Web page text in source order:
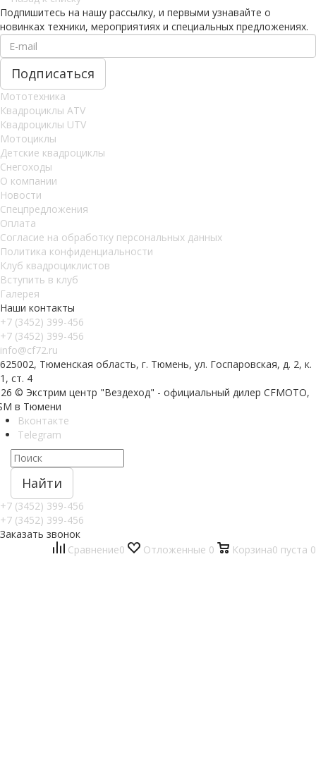
Подпишитесь на нашу рассылку, и первыми узнавайте о
новинках техники, мероприятиях и специальных предложениях.
Мототехника
Квадроциклы ATV
Квадроциклы UTV
Мотоциклы
Детские квадроциклы
Снегоходы
О компании
Новости
Спецпредложения
Оплата
Согласие на обработку персональных данных
Политика конфиденциальности
Клуб квадроциклистов
Вступить в клуб
Галерея
Наши контакты
+7 (3452) 399-456
+7 (3452) 399-456
info@cf72.ru
625002, Тюменская область, г. Тюмень, ул. Госпаровская, д. 2, к.
1, ст. 4
© Экстрим центр "Вездеход" - официальный дилер CFMOTO,
в Тюмени
Вконтакте
Telegram
Найти
+7 (3452) 399-456
+7 (3452) 399-456
Заказать звонок
Сравнение0 Отложенные 0 Корзина0 пуста 0